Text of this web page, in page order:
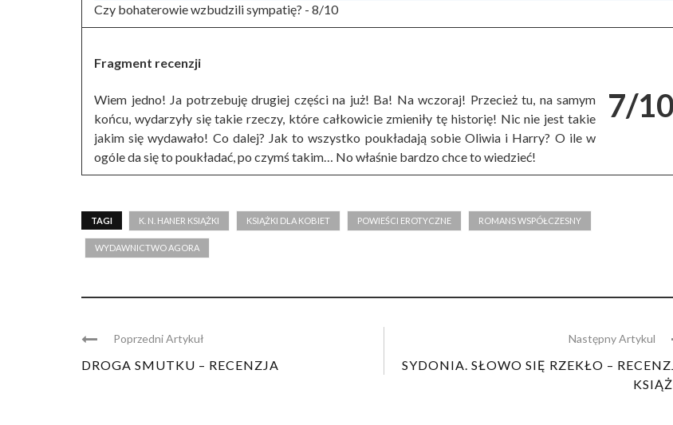
Czy bohaterowie wzbudzili sympatię? - 8/10
7/10
Fragment recenzji
Wiem jedno! Ja potrzebuję drugiej części na już! Ba! Na wczoraj! Przecież tu, na samym
końcu, wydarzyły się takie rzeczy, które całkowicie zmieniły tę historię! Nic nie jest takie
jakim się wydawało! Co dalej? Jak to wszystko poukładają sobie Oliwia i Harry? O ile w
ogóle da się to poukładać, po czymś takim… No właśnie bardzo chce to wiedzieć!
TAGI K. N. HANER KSIĄŻKI KSIĄŻKI DLA KOBIET POWIEŚCI EROTYCZNE ROMANS WSPÓŁCZESNY
WYDAWNICTWO AGORA
Poprzedni Artykuł
DROGA SMUTKU – RECENZJA
Następny Artykul
SYDONIA. SŁOWO SIĘ RZEKŁO –